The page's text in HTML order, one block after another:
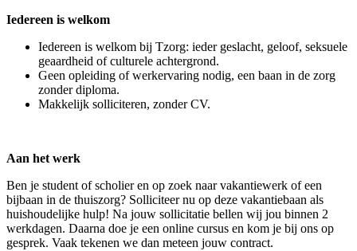
Iedereen is welkom
Iedereen is welkom bij Tzorg: ieder geslacht, geloof, seksuele
geaardheid of culturele achtergrond.
Geen opleiding of werkervaring nodig, een baan in de zorg
zonder diploma.
Makkelijk solliciteren, zonder CV.
Aan het werk
Ben je student of scholier en op zoek naar vakantiewerk of een
bijbaan in de thuiszorg? Solliciteer nu op deze vakantiebaan als
huishoudelijke hulp! Na jouw sollicitatie bellen wij jou binnen 2
werkdagen. Daarna doe je een online cursus en kom je bij ons op
gesprek. Vaak tekenen we dan meteen jouw contract.